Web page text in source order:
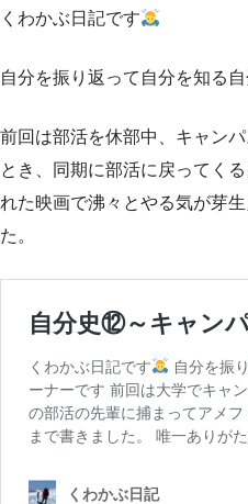
くわかぶ日記です
自分を振り返って自分を知る
前回は部活を休部中、キャン
とき、同期に部活に戻ってく
れた映画で沸々とやる気が芽
た。